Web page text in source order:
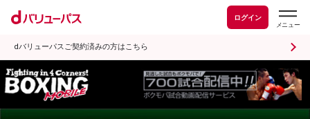
ログイン
dバリューパスご契約済みの方はこちら